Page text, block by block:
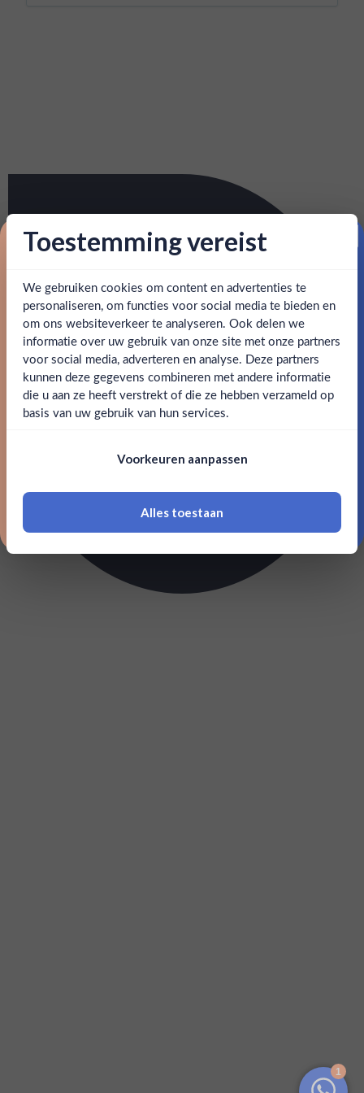
Ben jij 18 jaar of ouder?
Ja Nee
18 jaar of ouder zijn
Toestemming vereist
We gebruiken cookies om content en advertenties te
personaliseren, om functies voor social media te bieden en
om ons websiteverkeer te analyseren. Ook delen we
informatie over uw gebruik van onze site met onze partners
voor social media, adverteren en analyse. Deze partners
kunnen deze gegevens combineren met andere informatie
die u aan ze heeft verstrekt of die ze hebben verzameld op
basis van uw gebruik van hun services.
Voorkeuren aanpassen
Alles toestaan
Proost op je eerste korting!
Schrijf je in en ontvang direct 5% korting op je eerste
bestelling.
Email
Claim mijn korting